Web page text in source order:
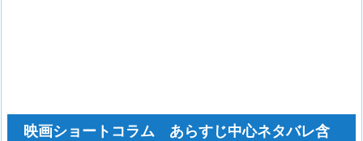
映画ショートコラム あらすじ中心ネタバレ含